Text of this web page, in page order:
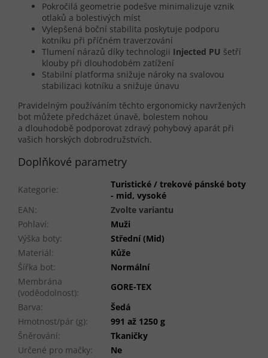
Pokročilá geometrie podešve minimalizuje vznik
otlaků a bolestivých míst
Vylepšená boční stabilita poskytuje podporu
kotníku při příčném traverzování
Tlumení nárazů díky technologii Injected PU šetří
klouby při dlouhodobém zatížení
Stabilní platforma snižuje nároky na svalovou
stabilizaci kotníku a snižuje únavu
Pravidelným používáním těchto ergonomicky navržených
bot můžete předcházet únavě, bolestem nohou
a dlouhodobě podporovat zdravý pohybový aparát při
vašich horských dobrodružstvích.
Doplňkové parametry
Kategorie:
Turistické / trekové pánské boty
- mid, vysoké
EAN:
Zvolte variantu
Pohlaví:
Muži
Výška boty:
Střední (Mid)
Materiál:
Kůže
Šířka bot:
Normální
Membrána
(voděodolnost):
GORE-TEX
Barva:
Šedá
Hmotnost/pár (g):
991 až 1250 g
Šněrování:
Tkaničky
Určené pro mačky:
Ne